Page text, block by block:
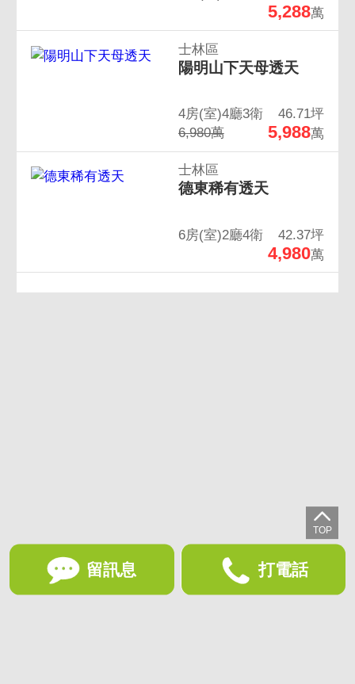
5,288萬
士林區
陽明山下天母透天
4房(室)4廳3衛
46.71坪
6,980萬
5,988萬
士林區
德東稀有透天
6房(室)2廳4衛 42.37坪
4,980萬
留訊息 打電話